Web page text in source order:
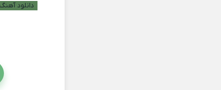
دانلود